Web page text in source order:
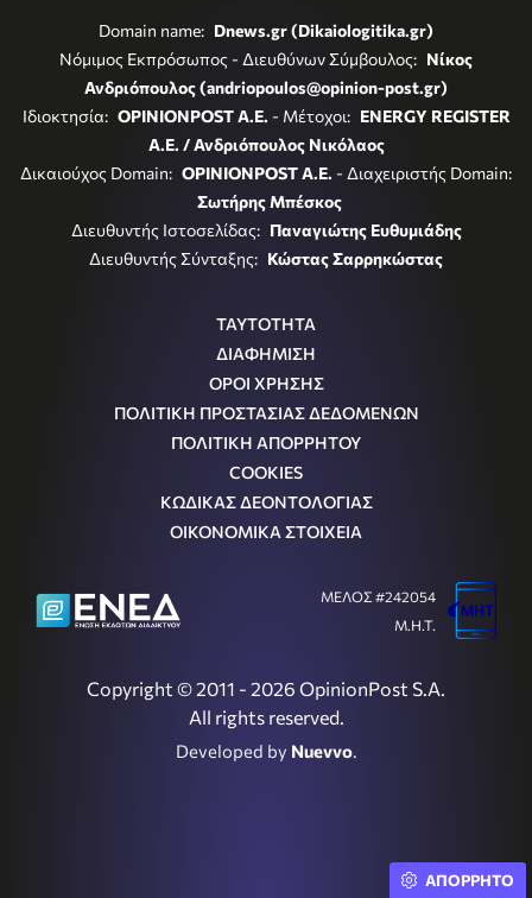
Domain name: Dnews.gr (Dikaiologitika.gr)
Νόμιμος Εκπρόσωπος - Διευθύνων Σύμβουλος: Νίκος
Ανδριόπουλος (andriopoulos@opinion-post.gr)
Ιδιοκτησία: OPINIONPOST A.E. - Μέτοχοι: ENERGY REGISTER
Α.Ε. / Ανδριόπουλος Νικόλαος
Δικαιούχος Domain: OPINIONPOST A.E. - Διαχειριστής Domain:
Σωτήρης Μπέσκος
Διευθυντής Ιστοσελίδας: Παναγιώτης Ευθυμιάδης
Διευθυντής Σύνταξης: Κώστας Σαρρηκώστας
ΤΑΥΤΟΤΗΤΑ
ΔΙΑΦΗΜΙΣΗ
ΟΡΟΙ ΧΡΗΣΗΣ
ΠΟΛΙΤΙΚΗ ΠΡΟΣΤΑΣΙΑΣ ΔΕΔΟΜΕΝΩΝ
ΠΟΛΙΤΙΚΗ ΑΠΟΡΡΗΤΟΥ
COOKIES
ΚΩΔΙΚΑΣ ΔΕΟΝΤΟΛΟΓΙΑΣ
ΟΙΚΟΝΟΜΙΚΑ ΣΤΟΙΧΕΙΑ
Copyright © 2011 - 2026 OpinionPost S.A.
All rights reserved.
Developed by Nuevvo.
ΜΕΛΟΣ #242054
Μ.Η.Τ.
ΑΠΟΡΡΗΤΟ